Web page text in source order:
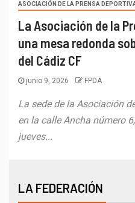
ASOCIACIÓN DE LA PRENSA
La Asociación de la
una mesa redonda
del Cádiz CF
junio 9, 2026 FPDA
La sede de la Asociación
en la calle Ancha número
jueves...
LA FEDERACIÓN